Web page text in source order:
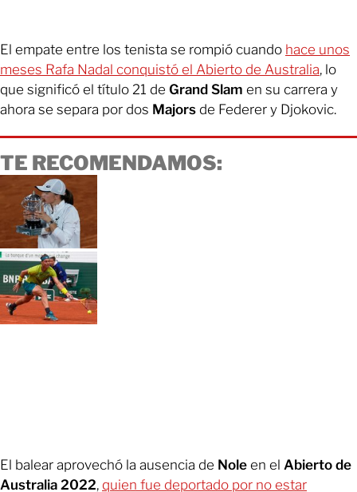
El empate entre los tenista se rompió cuando hace unos
meses Rafa Nadal conquistó el Abierto de Australia, lo
que significó el título 21 de Grand Slam en su carrera y
ahora se separa por dos Majors de Federer y Djokovic.
TE RECOMENDAMOS:
El balear aprovechó la ausencia de Nole en el Abierto de
Australia 2022, quien fue deportado por no estar